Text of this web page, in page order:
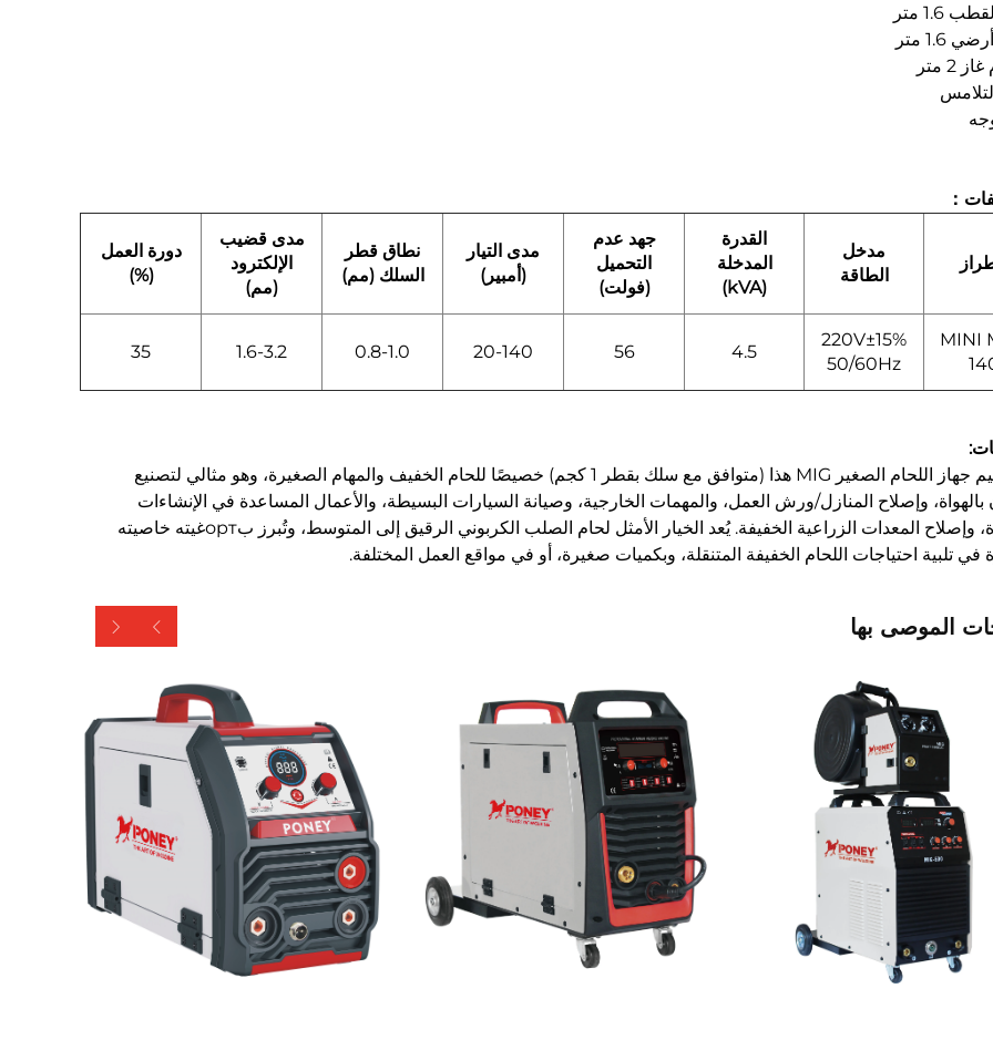
1.6 متر
1.6 متر
متر
：
مدخل
الطاقة
القدرة
المدخلة
(kVA)
جهد عدم
التحميل
(فولت)
مدى التيار
(أمبير)
نطاق قطر
السلك (مم)
مدى قضيب
الإلكترود
(مم)
دورة العمل
(%)
MINI
220V±15%
50/60Hz
4.5
56
20-140
0.8-1.0
1.6-3.2
35
تم تصميم جهاز اللحام الصغير MIG هذا (متوافق مع سلك بقطر 1 كجم) خصيصًا للحام الخفيف والمهام الصغيرة، وهو مثالي لتصنيع
بالهواة، وإصلاح المنازل/ورش العمل، والمهمات الخارجية، وصيانة السيارات البسيطة، والأعمال المساعدة في الإنشاءات
الصغيرة، وإصلاح المعدات الزراعية الخفيفة. يُعد الخيار الأمثل لحام الصلب الكربوني الرقيق إلى المتوسط، وتُبرز بортغيته خاصيته
في تلبية احتياجات اللحام الخفيفة المتنقلة، وبكميات صغيرة، أو في مواقع العمل المختلفة.
الموصى بها